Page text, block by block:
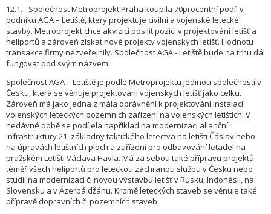
12.1. - Společnost Metroprojekt Praha koupila 70procentní podíl v
podniku AGA – Letiště, který projektuje civilní a vojenské letecké
stavby. Metroprojekt chce akvizicí posílit pozici v projektování letišť a
heliportů a zároveň získat nové projekty vojenských letišť. Hodnotu
transakce firmy nezveřejnily. Společnost AGA - Letiště bude na trhu dál
fungovat pod svým názvem.
Společnost AGA – Letiště je podle Metroprojektu jedinou společností v
Česku, která se věnuje projektování vojenských letišť jako celku.
Zároveň má jako jedna z mála oprávnění k projektování instalací
vojenských leteckých pozemních zařízení na vojenských letištích. V
nedávné době se podílela například na modernizaci alianční
infrastruktury 21. základny taktického letectva na letišti Čáslav nebo
na úpravách letištních ploch a zařízení pro odbavování letadel na
pražském Letišti Václava Havla. Má za sebou také přípravu projektů
téměř všech heliportů pro leteckou záchranou službu v Česku nebo
studii na modernizaci či novou výstavbu letišť v Rusku, Indonésii, na
Slovensku a v Ázerbájdžánu. Kromě leteckých staveb se věnuje také
přípravě dopravních či pozemních staveb.